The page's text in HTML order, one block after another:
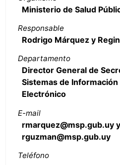
Ministerio de Salud
Responsable
Rodrigo Márquez y
Departamento
Director General de
Sistemas de
Electrónico
E-mail
rmarquez@msp.gub.uy y
rguzman@msp.gub.uy
Teléfono